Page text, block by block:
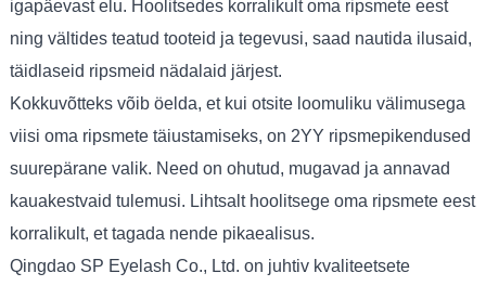
igapäevast elu. Hoolitsedes korralikult oma ripsmete eest
ning vältides teatud tooteid ja tegevusi, saad nautida ilusaid,
täidlaseid ripsmeid nädalaid järjest.
Kokkuvõtteks võib öelda, et kui otsite loomuliku välimusega
viisi oma ripsmete täiustamiseks, on 2YY ripsmepikendused
suurepärane valik. Need on ohutud, mugavad ja annavad
kauakestvaid tulemusi. Lihtsalt hoolitsege oma ripsmete eest
korralikult, et tagada nende pikaealisus.
Qingdao SP Eyelash Co., Ltd. on juhtiv kvaliteetsete